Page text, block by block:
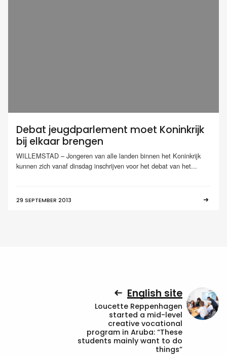
Debat jeugdparlement moet Koninkrijk
bij elkaar brengen
WILLEMSTAD – Jongeren van alle landen binnen het Koninkrijk
kunnen zich vanaf dinsdag inschrijven voor het debat van het...
29 SEPTEMBER 2013
English site
Loucette Reppenhagen
started a mid-level
creative vocational
program in Aruba: “These
students mainly want to do
things”